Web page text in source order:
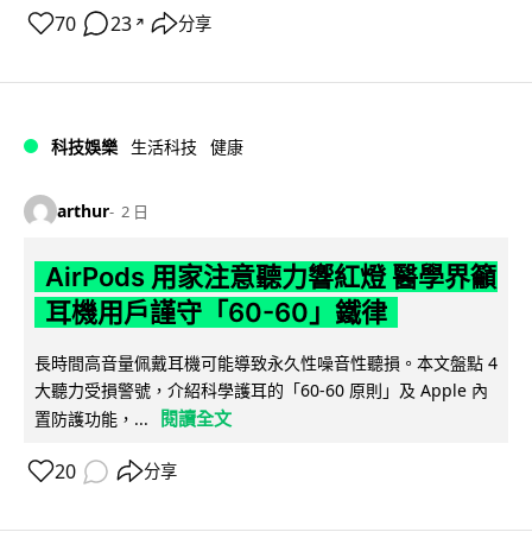
70 23 ↗ 分享
科技娛樂 生活科技 健康
arthur 2 日
AirPods 用家注意聽力響紅燈 醫學界籲
耳機用戶謹守「60-60」鐵律
長時間高音量佩戴耳機可能導致永久性噪音性聽損。本文盤點 4
大聽力受損警號，介紹科學護耳的「60-60 原則」及 Apple 內
置防護功能，...
閱讀全文
20 分享